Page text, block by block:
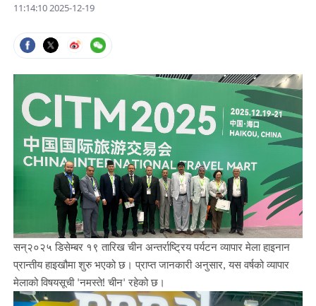
11:14:10 2025-12-19
सन्२०२५ डिसेम्बर १९ तारिख चीन अन्तर्राष्ट्रिय पर्यटन व्यापार मेला हाइनान
प्रान्तीय हाइखौमा शुरु भएको छ। प्राप्त जानकारी अनुसार, यस वर्षको व्यापार
मेलाको विषयसूची 'नमस्ते! चीन' रहेको छ।